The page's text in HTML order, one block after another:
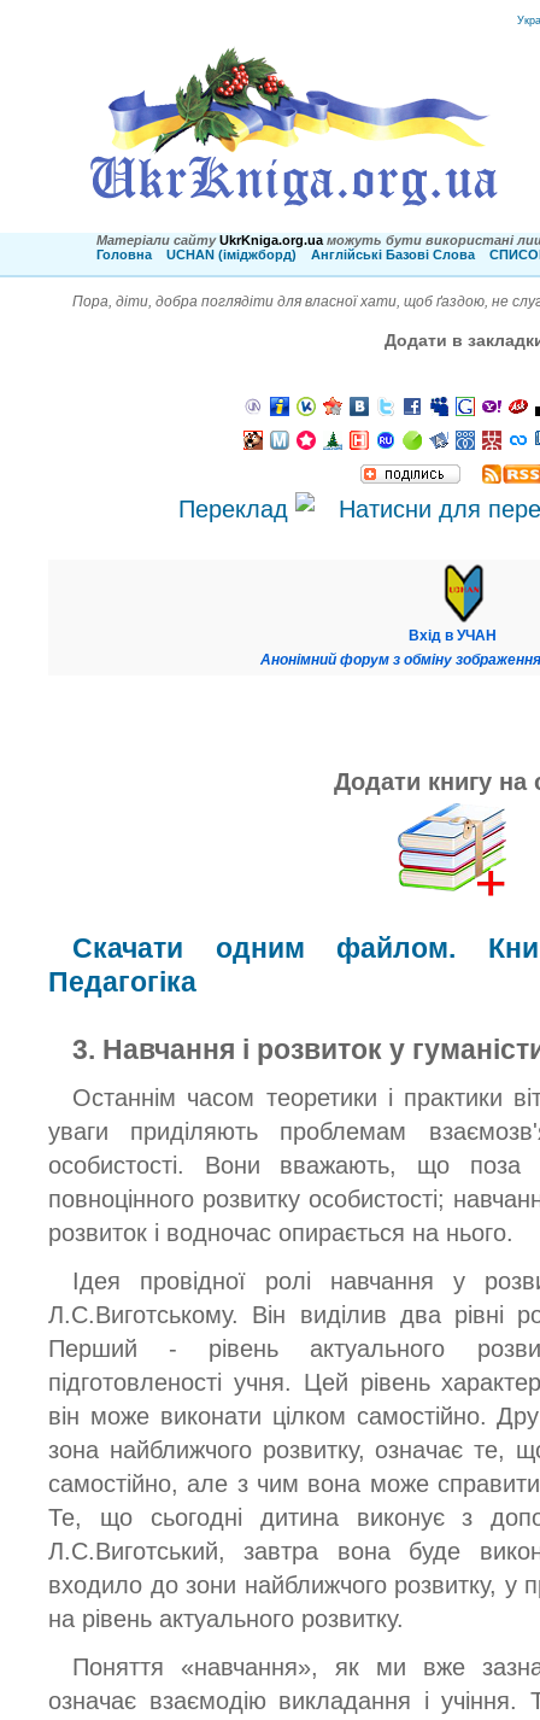
Матеріали сайту UkrKniga.org.ua можуть бути використані
Головна
UCHAN (іміджборд) Англійські Базові Слова
Пора, діти, добра поглядіти для власної хати, щоб ґаздою, не
Додати в
Переклад
Вхід в УЧАН
Анонімний форум з обміну
Додати книгу на
Скачати одним файлом.
Педагогіка
3. Навчання і розвиток у
Останнім часом теоретики і практики
уваги приділяють проблемам
особистості. Вони вважають, що
повноцінного розвитку особистості;
розвиток і водночас опирається на нього.
Ідея провідної ролі навчання у
Л.С.Виготському. Він виділив два рівні
Перший - рівень актуального
підготовленості учня. Цей рівень
він може виконати цілком самостійно.
зона найближчого розвитку, означає те,
самостійно, але з чим вона може
Те, що сьогодні дитина виконує з
Л.С.Виготський, завтра вона буде
входило до зони найближчого розвитку, у
на рівень актуального розвитку.
Поняття «навчання», як ми вже
означає взаємодію викладання і учіння.